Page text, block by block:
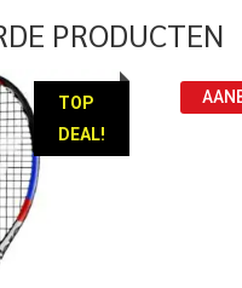
PRODUCTEN
TOP
DEAL!